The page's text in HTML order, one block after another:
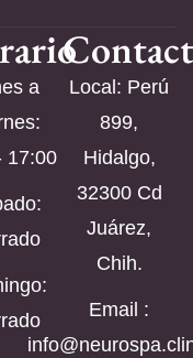
a
17:00
Local: Perú
899,
Hidalgo,
32300 Cd
Juárez,
Chih.
Email :